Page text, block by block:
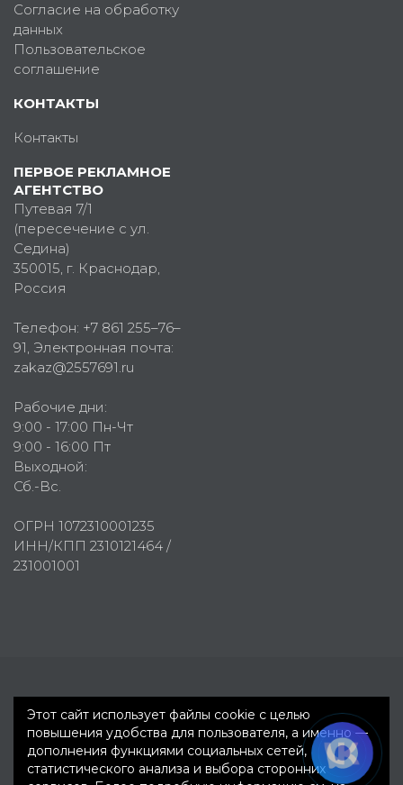
Согласие на обработку
данных
Пользовательское
соглашение
КОНТАКТЫ
Контакты
ПЕРВОЕ РЕКЛАМНОЕ
АГЕНТСТВО
Путевая 7/1
(пересечение с ул.
Седина)
350015, г. Краснодар,
Россия
Телефон: +7 861 255–76–
91, Электронная почта:
zakaz@2557691.ru
Рабочие дни:
9:00 - 17:00 Пн-Чт
9:00 - 16:00 Пт
Выходной:
Сб.-Вс.
ОГРН 1072310001235
ИНН/КПП 2310121464 /
231001001
Этот сайт использует файлы cookie с целью
повышения удобства для пользователя, а именно —
дополнения функциями социальных сетей,
статистического анализа и выбора сторонних